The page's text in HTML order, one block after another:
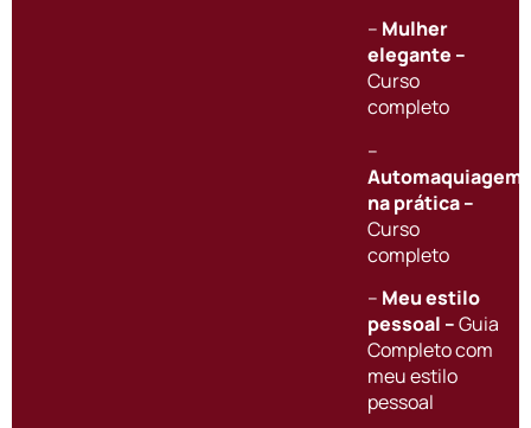
– Mulher
elegante –
Curso
completo
–
Automaquiagem
na prática –
Curso
completo
– Meu estilo
pessoal –Guia
Completo com
meu estilo
pessoal